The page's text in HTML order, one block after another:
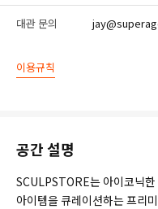
공간 설명
SCULPSTORE는 아이코닉
아이템을 큐레이션하는 프리
대관 문의
이용규칙